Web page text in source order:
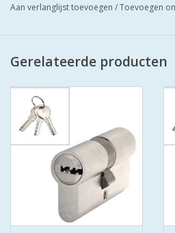
Bescherm u cilinder met
Aan verlanglijst toevoegen /Toevoegen
Gerelateerde producten